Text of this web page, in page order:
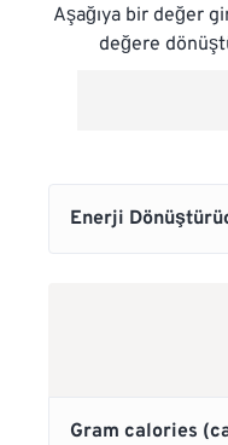
Aşağıya bir değer
değere